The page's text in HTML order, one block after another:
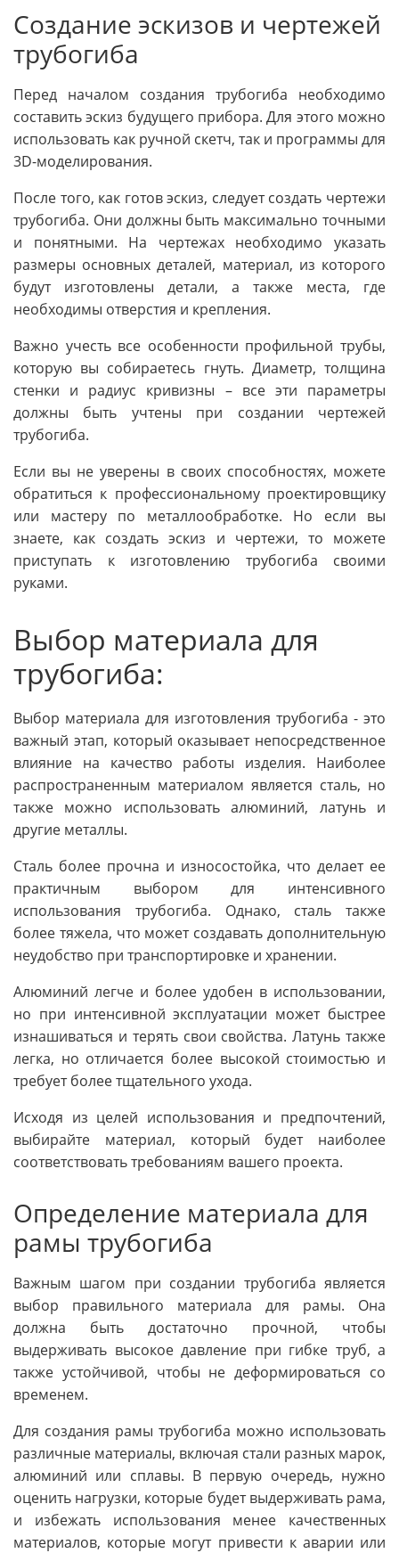
Создание эскизов и чертежей
трубогиба
Перед началом создания трубогиба необходимо
составить эскиз будущего прибора. Для этого можно
использовать как ручной скетч, так и программы для
3D-моделирования.
После того, как готов эскиз, следует создать чертежи
трубогиба. Они должны быть максимально точными
и понятными. На чертежах необходимо указать
размеры основных деталей, материал, из которого
будут изготовлены детали, а также места, где
необходимы отверстия и крепления.
Важно учесть все особенности профильной трубы,
которую вы собираетесь гнуть. Диаметр, толщина
стенки и радиус кривизны – все эти параметры
должны быть учтены при создании чертежей
трубогиба.
Если вы не уверены в своих способностях, можете
обратиться к профессиональному проектировщику
или мастеру по металлообработке. Но если вы
знаете, как создать эскиз и чертежи, то можете
приступать к изготовлению трубогиба своими
руками.
Выбор материала для
трубогиба:
Выбор материала для изготовления трубогиба - это
важный этап, который оказывает непосредственное
влияние на качество работы изделия. Наиболее
распространенным материалом является сталь, но
также можно использовать алюминий, латунь и
другие металлы.
Сталь более прочна и износостойка, что делает ее
практичным выбором для интенсивного
использования трубогиба. Однако, сталь также
более тяжела, что может создавать дополнительную
неудобство при транспортировке и хранении.
Алюминий легче и более удобен в использовании,
но при интенсивной эксплуатации может быстрее
изнашиваться и терять свои свойства. Латунь также
легка, но отличается более высокой стоимостью и
требует более тщательного ухода.
Исходя из целей использования и предпочтений,
выбирайте материал, который будет наиболее
соответствовать требованиям вашего проекта.
Определение материала для
рамы трубогиба
Важным шагом при создании трубогиба является
выбор правильного материала для рамы. Она
должна быть достаточно прочной, чтобы
выдерживать высокое давление при гибке труб, а
также устойчивой, чтобы не деформироваться со
временем.
Для создания рамы трубогиба можно использовать
различные материалы, включая стали разных марок,
алюминий или сплавы. В первую очередь, нужно
оценить нагрузки, которые будет выдерживать рама,
и избежать использования менее качественных
материалов, которые могут привести к аварии или